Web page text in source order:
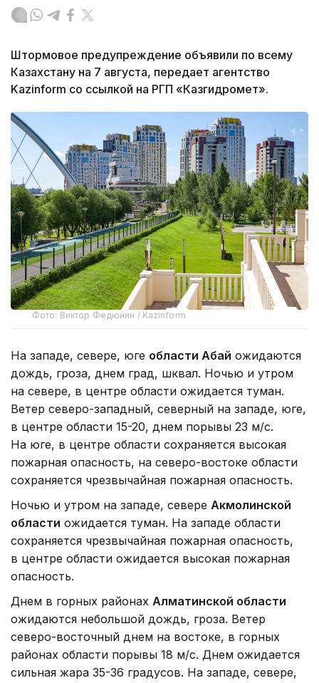
Штормовое предупреждение объявили по всему
Казахстану на 7 августа, передает агентство
Kazinform со ссылкой на РГП «Казгидромет».
Фото: Виктор Федюнин / Kazinform
На западе, севере, юге области Абай ожидаются
дождь, гроза, днем град, шквал. Ночью и утром
на севере, в центре области ожидается туман.
Ветер северо-западный, северный на западе, юге,
в центре области 15-20, днем порывы 23 м/с.
На юге, в центре области сохраняется высокая
пожарная опасность, на северо-востоке области
сохраняется чрезвычайная пожарная опасность.
Ночью и утром на западе, севере Акмолинской
области ожидается туман. На западе области
сохраняется чрезвычайная пожарная опасность,
в центре области ожидается высокая пожарная
опасность.
Днем в горных районах Алматинской области
ожидаются небольшой дождь, гроза. Ветер
северо-восточный днем на востоке, в горных
районах области порывы 18 м/с. Днем ожидается
сильная жара 35-36 градусов. На западе, севере,